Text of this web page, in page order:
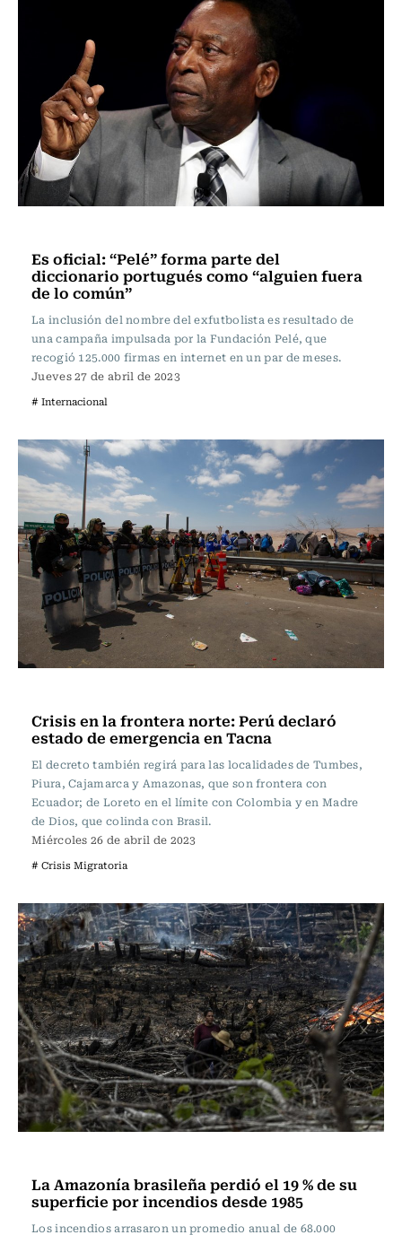
Es oficial: “Pelé” forma parte del
diccionario portugués como “alguien fuera
de lo común”
La inclusión del nombre del exfutbolista es resultado de
una campaña impulsada por la Fundación Pelé, que
recogió 125.000 firmas en internet en un par de meses.
Jueves 27 de abril de 2023
# Internacional
Crisis en la frontera norte: Perú declaró
estado de emergencia en Tacna
El decreto también regirá para las localidades de Tumbes,
Piura, Cajamarca y Amazonas, que son frontera con
Ecuador; de Loreto en el límite con Colombia y en Madre
de Dios, que colinda con Brasil.
Miércoles 26 de abril de 2023
# Crisis Migratoria
La Amazonía brasileña perdió el 19 % de su
superficie por incendios desde 1985
Los incendios arrasaron un promedio anual de 68.000